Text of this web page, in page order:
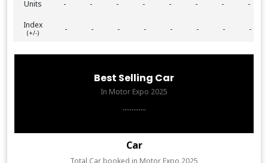
Units - - - - - - -
-
Index
(+/-) - - - - - - - -
Best Selling Car
In Motor Expo 2025
.............
Car